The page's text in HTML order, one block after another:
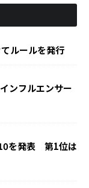
ルールを発行
ンフルエンサー
を発表 第1位は